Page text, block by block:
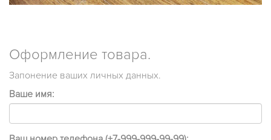
Оформление товара.
Запонение ваших личных данных.
Ваше имя: